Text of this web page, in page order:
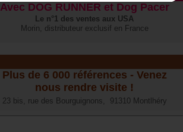
Avec DOG RUNNER et Dog Pacer
Le n°1 des ventes aux USA
Morin, distributeur exclusif en France
Plus de 6 000 références - Venez
nous rendre visite !
23 bis, rue des Bourguignons, 91310 Montlhéry